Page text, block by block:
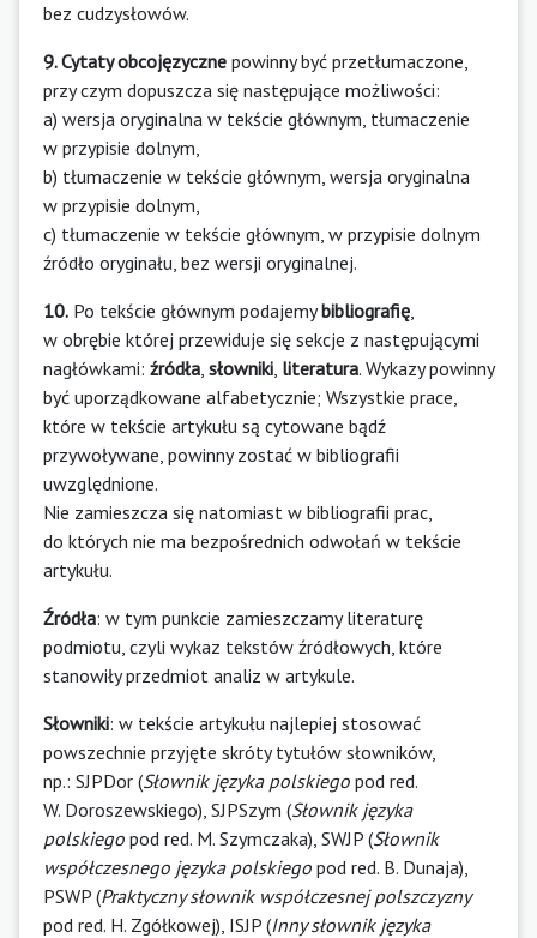
bez cudzysłowów.
9. Cytaty obcojęzyczne powinny być przetłumaczone,
przy czym dopuszcza się następujące możliwości:
a) wersja oryginalna w tekście głównym, tłumaczenie
w przypisie dolnym,
b) tłumaczenie w tekście głównym, wersja oryginalna
w przypisie dolnym,
c) tłumaczenie w tekście głównym, w przypisie dolnym
źródło oryginału, bez wersji oryginalnej.
10. Po tekście głównym podajemybibliografię
w obrębie której przewiduje się sekcje z następującymi
nagłówkami: źródła słowniki literatura. Wykazy powinny
być uporządkowane alfabetycznie; Wszystkie prace,
które w tekście artykułu są cytowane bądź
przywoływane, powinny zostać w bibliografii
uwzględnione.
Nie zamieszcza się natomiast w bibliografii prac,
do których nie ma bezpośrednich odwołań w tekście
artykułu.
Źródła: w tym punkcie zamieszczamy literaturę
podmiotu, czyli wykaz tekstów źródłowych, które
stanowiły przedmiot analiz w artykule.
Słowniki: w tekście artykułu najlepiej stosować
powszechnie przyjęte skróty tytułów słowników,
np.: SJPDor (Słownik języka polskiego pod red.
W. Doroszewskiego), SJPSzym (Słownik języka
polskiego pod red. M. Szymczaka), SWJP (Słownik
współczesnego języka polskiego pod red. B. Dunaja),
PSWP (Praktyczny słownik współczesnej polszczyzny
pod red. H. Zgółkowej), ISJP (Inny słownik języka